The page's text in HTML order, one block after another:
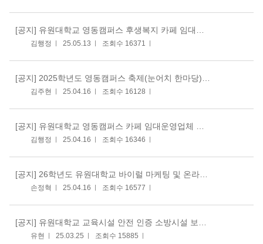
[공지] 유원대학교 영동캠퍼스 후생복지 카페 임대운영업체 선정
김행정 25.05.13 조회수 16371
[공지] 2025학년도 영동캠퍼스 축제(눈어치 한마당) 대행 업체 선정
김주현 25.04.16 조회수 16128
[공지] 유원대학교 영동캠퍼스 카페 임대운영업체 선정
김행정 25.04.16 조회수 16346
[공지] 26학년도 유원대학교 바이럴 마케팅 및 온라인 홍보 대행업체[용역] 선정 입찰 공고
손정혁 25.04.16 조회수 16577
[공지] 유원대학교 교육시설 안전 인증 소방시설 보수공사
유현 25.03.25 조회수 15885